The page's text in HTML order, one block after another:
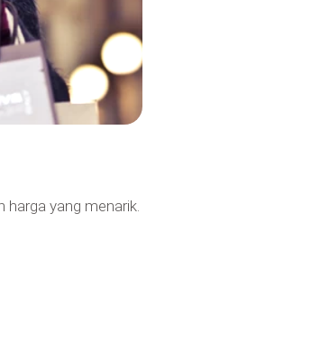
harga yang menarik.